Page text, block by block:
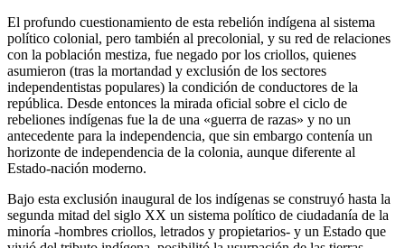
El profundo cuestionamiento de esta rebelión indígena al sistema
político colonial, pero también al precolonial, y su red de relaciones
con la población mestiza, fue negado por los criollos, quienes
asumieron (tras la mortandad y exclusión de los sectores
independentistas populares) la condición de conductores de la
república. Desde entonces la mirada oficial sobre el ciclo de
rebeliones indígenas fue la de una «guerra de razas» y no un
antecedente para la independencia, que sin embargo contenía un
horizonte de independencia de la colonia, aunque diferente al
Estado-nación moderno.
Bajo esta exclusión inaugural de los indígenas se construyó hasta la
segunda mitad del siglo XX un sistema político de ciudadanía de la
minoría -hombres criollos, letrados y propietarios- y un Estado que